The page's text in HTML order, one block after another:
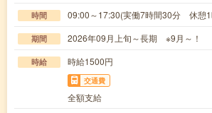
時間 09:00～17:30(実働7時間30分 休憩1
期間 2026年09月上旬～長期 ※9月～！
時給 時給1500円
交通費
全額支給